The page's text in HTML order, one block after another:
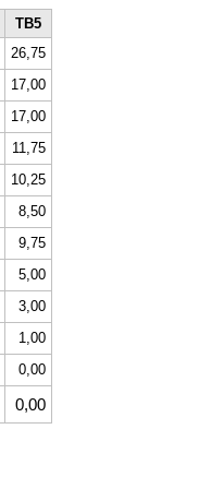
TB5
26,75
17,00
17,00
11,75
10,25
8,50
9,75
5,00
3,00
1,00
0,00
0,00